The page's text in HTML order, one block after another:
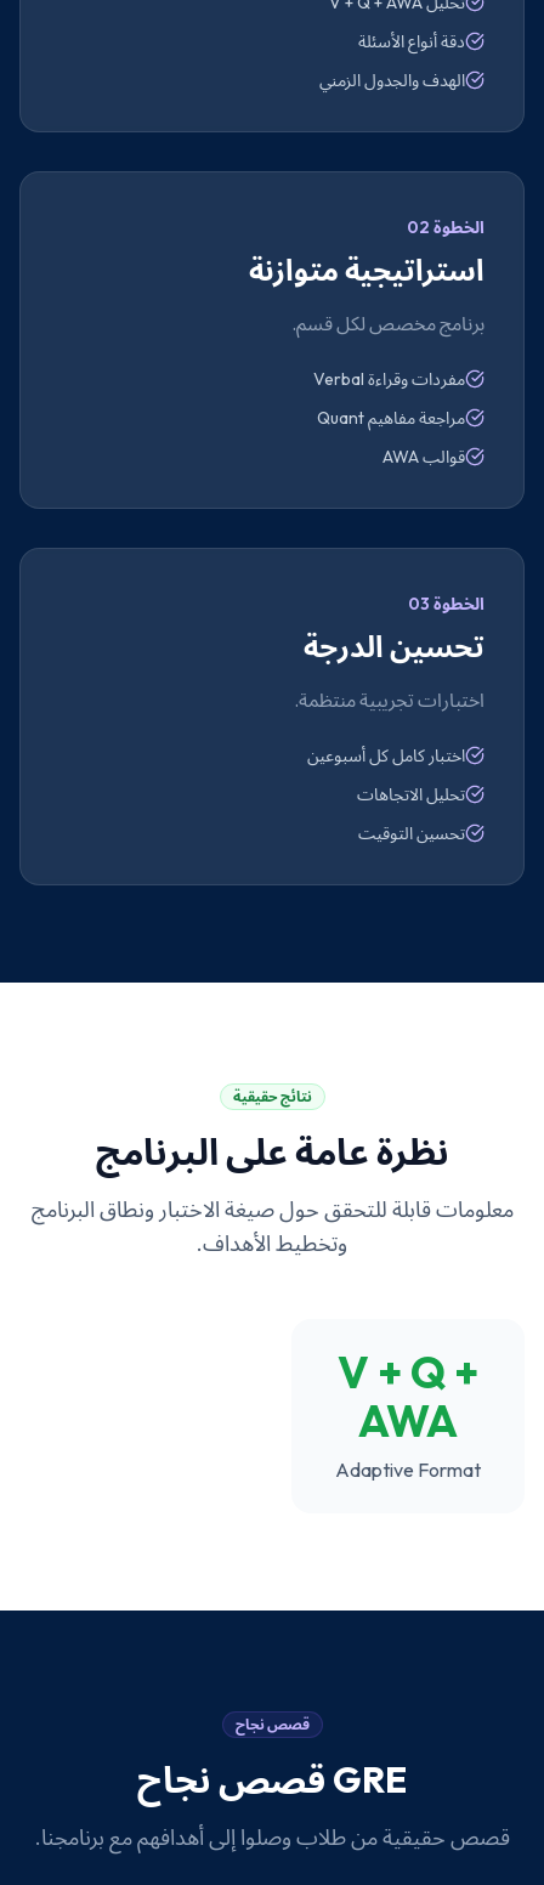
دقة أنواع الأسئلة
الهدف والجدول الزمني
الخطوة 02
استراتيجية متوازنة
برنامج مخصص لكل قسم.
مفردات وقراءة Verbal
مراجعة مفاهيم Quant
قوالب AWA
الخطوة 03
تحسين الدرجة
اختبارات تجريبية منتظمة.
اختبار كامل كل أسبوعين
تحليل الاتجاهات
تحسين التوقيت
نتائج حقيقية
نظرة عامة على البرنامج
معلومات قابلة للتحقق حول صيغة الاختبار ونطاق البرنامج
وتخطيط الأهداف.
V + Q +
AWA
Adaptive Format
قصص نجاح
GRE قصص نجاح
قصص حقيقية من طلاب وصلوا إلى أهدافهم مع برنامجنا.